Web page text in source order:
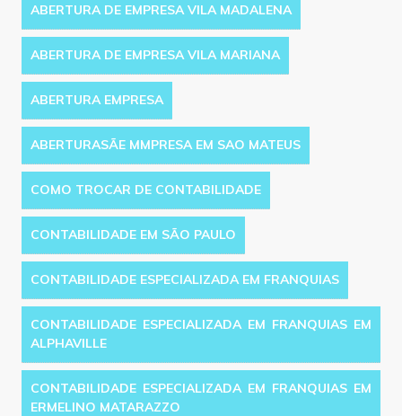
ABERTURA DE EMPRESA VILA MADALENA
ABERTURA DE EMPRESA VILA MARIANA
ABERTURA EMPRESA
ABERTURASÃE MMPRESA EM SAO MATEUS
COMO TROCAR DE CONTABILIDADE
CONTABILIDADE EM SÃO PAULO
CONTABILIDADE ESPECIALIZADA EM FRANQUIAS
CONTABILIDADE ESPECIALIZADA EM FRANQUIAS EM
ALPHAVILLE
CONTABILIDADE ESPECIALIZADA EM FRANQUIAS EM
ERMELINO MATARAZZO